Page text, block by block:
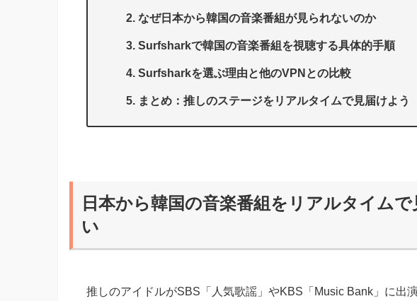
なぜ日本から韓国の音楽番組が見られないのか
Surfsharkで韓国の音楽番組を視聴する具体的手順
Surfsharkを選ぶ理由と他のVPNとの比較
まとめ：推しのステージをリアルタイムで見届けよう
日本から韓国の音楽番組をリアルタイム
い
推しのアイドルがSBS「人気歌謡」やKBS「Music Bank」に出演